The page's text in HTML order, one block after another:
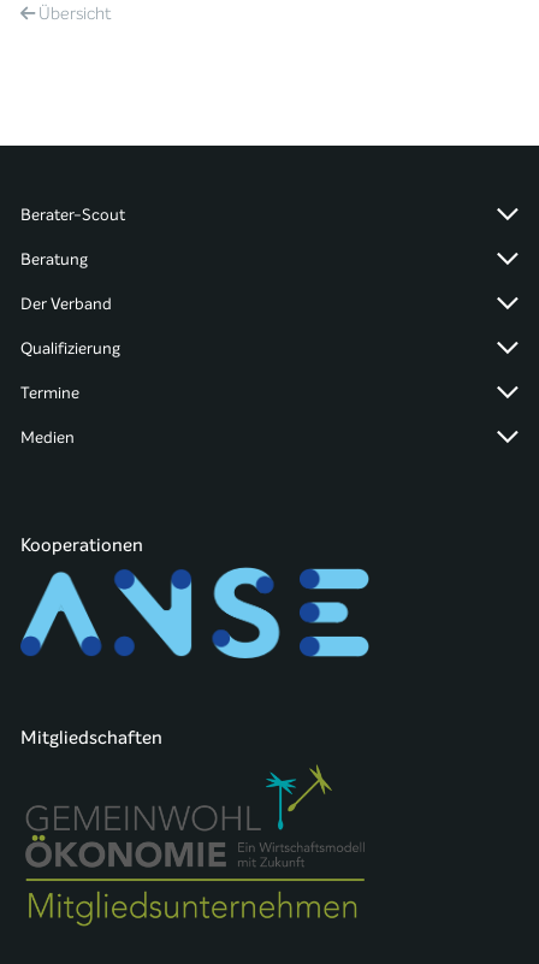
Übersicht
Berater-Scout
Beratung
Der Verband
Qualifizierung
Termine
Medien
Kooperationen
Mitgliedschaften